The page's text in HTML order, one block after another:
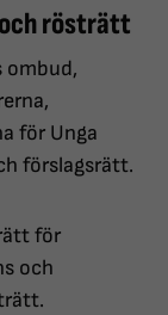
rösträtt
ombud,
för Unga
förslagsrätt.
för
och